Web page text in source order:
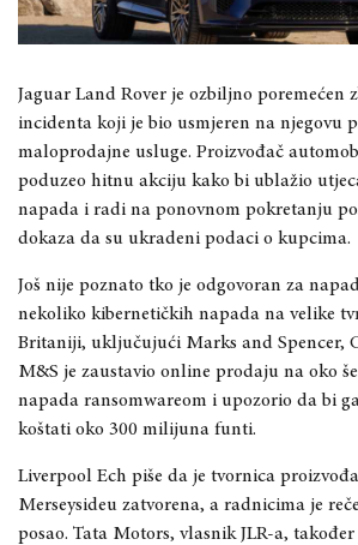
Jaguar Land Rover je ozbiljno poremećen
incidenta koji je bio usmjeren na njegovu
maloprodajne usluge. Proizvođač
poduzeo hitnu akciju kako bi ublažio
napada i radi na ponovnom pokretanju
dokaza da su ukradeni podaci o kupcima.
Još nije poznato tko je odgovoran za
nekoliko kibernetičkih napada na velike
Britaniji, uključujući Marks and Spencer,
M&S je zaustavio online prodaju na oko
napada ransomwareom i upozorio da bi
koštati oko 300 milijuna funti.
Liverpool Ech piše da je tvornica
Merseysideu zatvorena, a radnicima je
posao. Tata Motors, vlasnik JLR-a,